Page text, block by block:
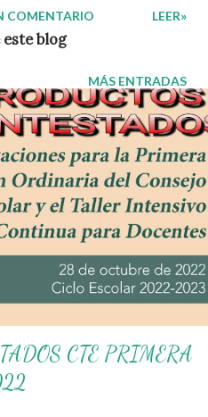
para sexto grado de
los campos formativos SEP .
tanto en clases
línea , enseñanza a distancia ,
cursos online para niños . Como
que contar con recursos
el aprendizaje es
con ustedes unas
para Sexto Grado de
las cuales abarcan los
por la Secretaría de
alineadas al programa sintétic...
COMENTARIO LEER»
MÁS ENTRADAS
blog
CTE PRIMERA